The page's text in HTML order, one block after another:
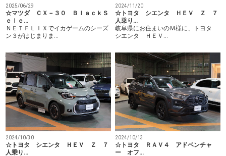
2025/06/29
☆マツダ ＣＸ－３０ ＢｌａｃｋＳ
ｅｌｅ…
ＮＥＴＦＬＩＸでイカゲームのシーズ
ン３がはじまりま…
2024/11/20
☆トヨタ シエンタ ＨＥＶ Ｚ ７
人乗り…
岐阜県にお住まいのＭ様に、トヨタ
シエンタ ＨＥＶ…
2024/10/30
☆トヨタ シエンタ ＨＥＶ Ｚ ７
人乗り…
2024/10/13
☆トヨタ ＲＡＶ４ アドベンチャ
ー オフ…